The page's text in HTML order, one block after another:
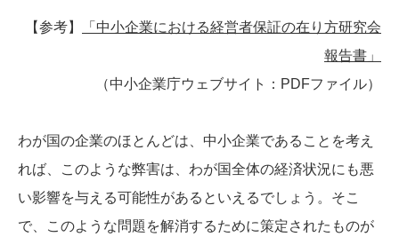
【参考】
「中小企業における経営者保証の在り方研究会
報告書」
（中小企業庁ウェブサイト：PDFファイル）
わが国の企業のほとんどは、中小企業であることを考え
れば、このような弊害は、わが国全体の経済状況にも悪
い影響を与える可能性があるといえるでしょう。そこ
で、このような問題を解消するために策定されたものが